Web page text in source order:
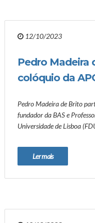
12/10/2023
Pedro Madeira
colóquio da
Pedro Madeira de Brito
fundador da BAS e
Universidade de Lisboa
Ler mais